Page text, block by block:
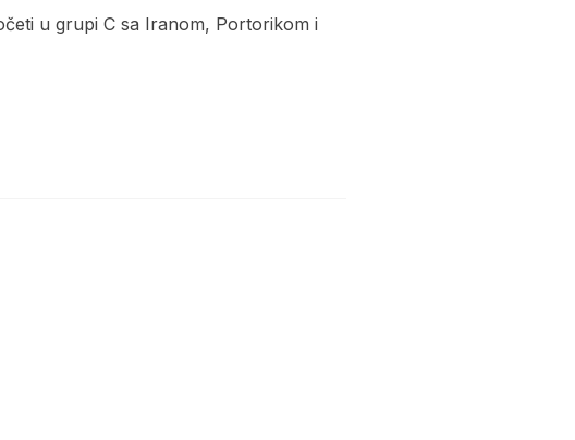
u grupi C sa Iranom, Portorikom i